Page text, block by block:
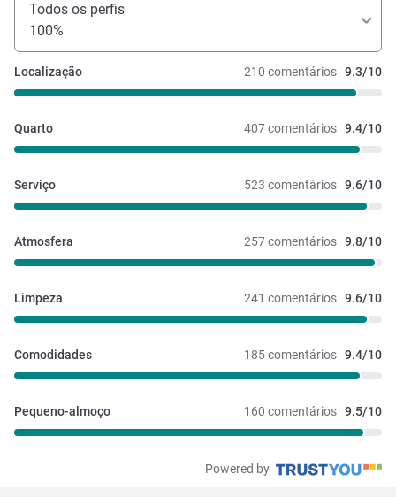
Todos os perfis
100%
210 comentários 9.3/10
Localização
407 comentários 9.4/10
Quarto
523 comentários 9.6/10
Serviço
257 comentários 9.8/10
Atmosfera
241 comentários 9.6/10
Limpeza
185 comentários 9.4/10
Comodidades
160 comentários 9.5/10
Pequeno-almoço
Powered by